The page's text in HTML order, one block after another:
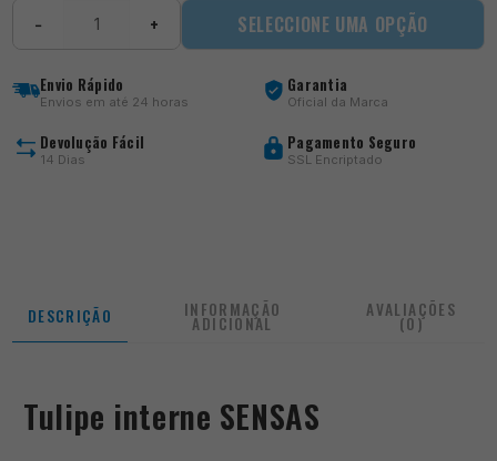
SENSAS
− + SELECCIONE UMA OPÇÃO
Envio Rápido
Envios em até 24 horas
Garantia
Oficial da Marca
Devolução Fácil
14 Dias
Pagamento Seguro
SSL Encriptado
DESCRIÇÃO INFORMAÇÃO
ADICIONAL
AVALIAÇÕES
(0)
Tulipe interne SENSAS